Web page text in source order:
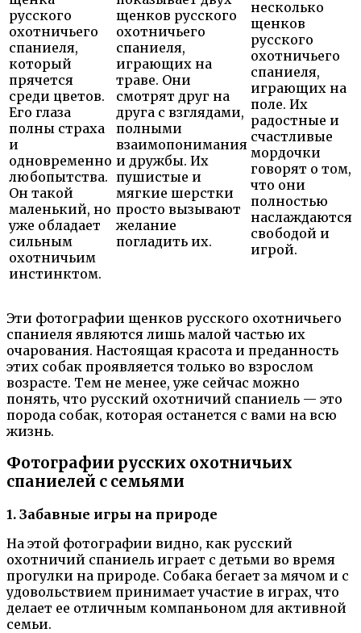
русского
охотничьего
спаниеля,
который
прячется
среди цветов.
Его глаза
полны страха
и
одновременно
любопытства.
Он такой
маленький, но
уже обладает
сильным
охотничьим
инстинктом.
щенков русского
охотничьего
спаниеля,
играющих на
траве. Они
смотрят друг на
друга с взглядами,
полными
взаимопонимания
и дружбы. Их
пушистые и
мягкие шерстки
просто вызывают
желание
погладить их.
несколько
щенков
русского
охотничьего
спаниеля,
играющих на
поле. Их
радостные и
счастливые
мордочки
говорят о том,
что они
полностью
наслаждаются
свободой и
игрой.
Эти фотографии щенков русского охотничьего
спаниеля являются лишь малой частью их
очарования. Настоящая красота и преданность
этих собак проявляется только во взрослом
возрасте. Тем не менее, уже сейчас можно
понять, что русский охотничий спаниель — это
порода собак, которая останется с вами на всю
жизнь.
Фотографии русских охотничьих
спаниелей с семьями
1. Забавные игры на природе
На этой фотографии видно, как русский
охотничий спаниель играет с детьми во время
прогулки на природе. Собака бегает за мячом и с
удовольствием принимает участие в играх, что
делает ее отличным компаньоном для активной
семьи.